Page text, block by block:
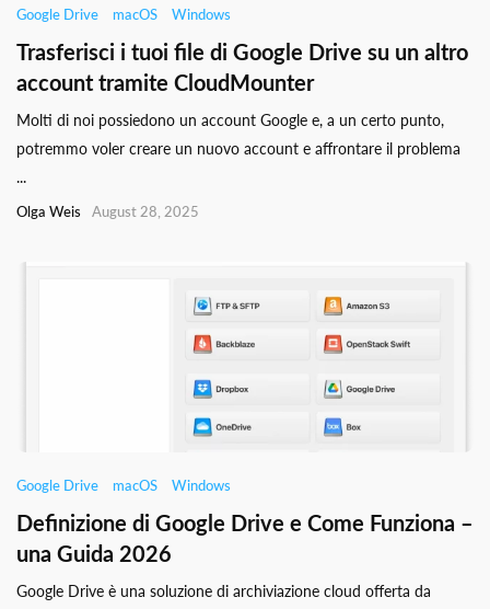
Google Drive macOS Windows
Trasferisci i tuoi file di Google Drive su un altro
account tramite CloudMounter
Molti di noi possiedono un account Google e, a un certo punto,
potremmo voler creare un nuovo account e affrontare il problema
...
Olga Weis August 28, 2025
Google Drive macOS Windows
Definizione di Google Drive e Come Funziona –
una Guida 2026
Google Drive è una soluzione di archiviazione cloud offerta da